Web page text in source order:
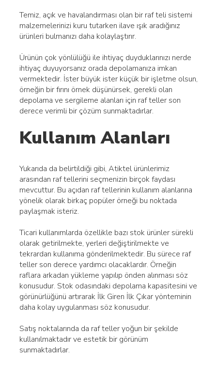
Temiz, açık ve havalandırması olan bir raf teli sistemi
malzemelerinizi kuru tutarken ilave ışık aradığınız
ürünleri bulmanızı daha kolaylaştırır.
Ürünün çok yönlülüğü ile ihtiyaç duyduklarınızı nerde
ihtiyaç duyuyorsanız orada depolamanıza imkan
vermektedir. İster büyük ister küçük bir işletme olsun,
örneğin bir fırını örnek düşünürsek, gerekli olan
depolama ve sergileme alanları için raf teller son
derece verimli bir çözüm sunmaktadırlar.
Kullanım Alanları
Yukarıda da belirtildiği gibi, Atiktel ürünlerimiz
arasından raf tellerini seçmenizin birçok faydası
mevcuttur. Bu açıdan raf tellerinin kullanım alanlarına
yönelik olarak birkaç popüler örneği bu noktada
paylaşmak isteriz.
Ticari kullanımlarda özellikle bazı stok ürünler sürekli
olarak getirilmekte, yerleri değiştirilmekte ve
tekrardan kullanıma gönderilmektedir. Bu sürece raf
teller son derece yardımcı olacaklardır. Örneğin
raflara arkadan yükleme yapılıp önden alınması söz
konusudur. Stok odasındaki depolama kapasitesini ve
görünürlüğünü artırarak İlk Giren İlk Çıkar yönteminin
daha kolay uygulanması söz konusudur.
Satış noktalarında da raf teller yoğun bir şekilde
kullanılmaktadır ve estetik bir görünüm
sunmaktadırlar.